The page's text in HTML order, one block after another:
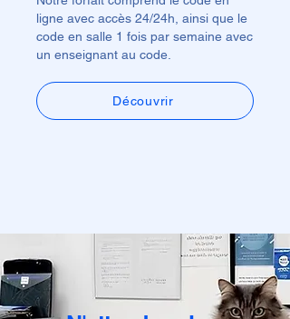
ligne avec accès 24/24h, ainsi que le
code en salle 1 fois par semaine avec
un enseignant au code.
Découvrir